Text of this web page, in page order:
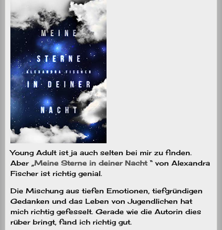
Young Adult ist ja auch selten bei mir zu finden.
Aber „Meine Sterne in deiner Nacht“ von Alexandra
Fischer ist richtig genial.
Die Mischung aus tiefen Emotionen, tiefgründigen
Gedanken und das Leben von Jugendlichen hat
mich richtig gefesselt. Gerade wie die Autorin dies
rüber bringt, fand ich richtig gut.